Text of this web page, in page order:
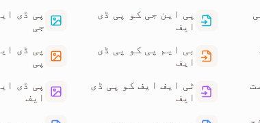
پی این جی کو پی ڈی
ایف
بی ایم پی کو پی ڈی
ایف
ٹی ایف ایف کو پی ڈی
ایف
پی ڈی
جی
پی ڈی
پی
پی ڈی
ایف